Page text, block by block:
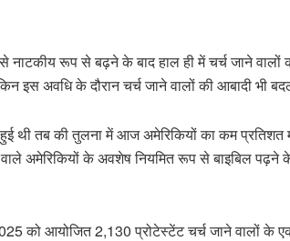
रूप से बढ़ने के बाद हाल ही में चर्च जाने
इस अवधि के दौरान चर्च जाने वालों की आबादी भी
तब की तुलना में आज अमेरिकियों का कम प्रतिशत
अमेरिकियों के अवशेष नियमित रूप से बाइबिल
को आयोजित 2,130 प्रोटेस्टेंट चर्च जाने वालों